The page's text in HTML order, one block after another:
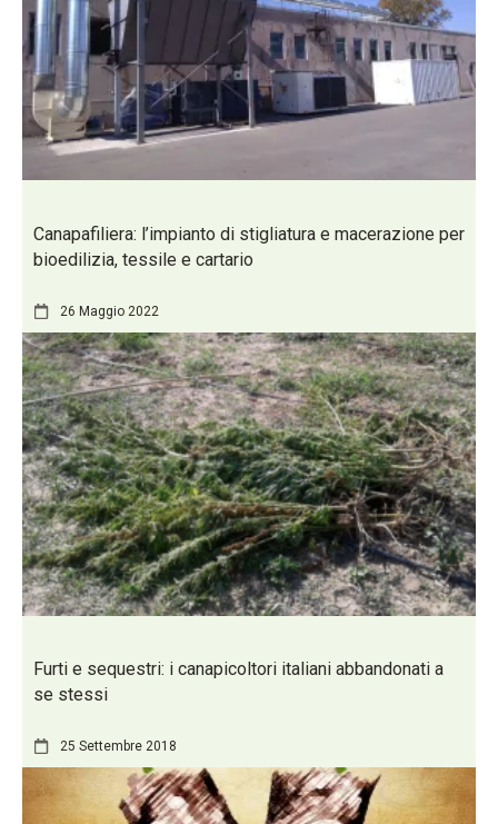
Canapafiliera: l’impianto di stigliatura e macerazione per
bioedilizia, tessile e cartario
26 Maggio 2022
Furti e sequestri: i canapicoltori italiani abbandonati a
se stessi
25 Settembre 2018